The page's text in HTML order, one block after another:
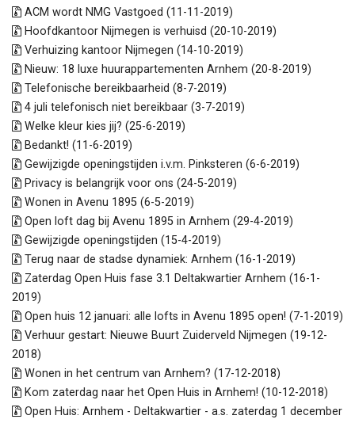
ACM wordt NMG Vastgoed (11-11-2019)
Hoofdkantoor Nijmegen is verhuisd (20-10-2019)
Verhuizing kantoor Nijmegen (14-10-2019)
Nieuw: 18 luxe huurappartementen Arnhem (20-8-2019)
Telefonische bereikbaarheid (8-7-2019)
4 juli telefonisch niet bereikbaar (3-7-2019)
Welke kleur kies jij? (25-6-2019)
Bedankt! (11-6-2019)
Gewijzigde openingstijden i.v.m. Pinksteren (6-6-2019)
Privacy is belangrijk voor ons (24-5-2019)
Wonen in Avenu 1895 (6-5-2019)
Open loft dag bij Avenu 1895 in Arnhem (29-4-2019)
Gewijzigde openingstijden (15-4-2019)
Terug naar de stadse dynamiek: Arnhem (16-1-2019)
Zaterdag Open Huis fase 3.1 Deltakwartier Arnhem (16-1-
2019)
Open huis 12 januari: alle lofts in Avenu 1895 open! (7-1-2019)
Verhuur gestart: Nieuwe Buurt Zuiderveld Nijmegen (19-12-
2018)
Wonen in het centrum van Arnhem? (17-12-2018)
Kom zaterdag naar het Open Huis in Arnhem! (10-12-2018)
Open Huis: Arnhem - Deltakwartier - a.s. zaterdag 1 december